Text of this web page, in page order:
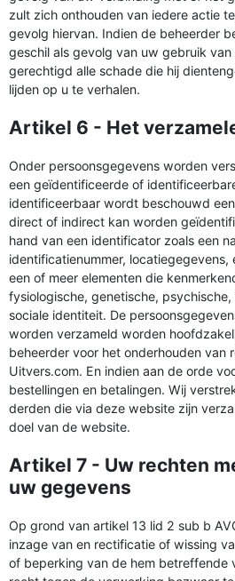
zult zich onthouden van iedere actie
gevolg hiervan. Indien de beheerder
geschil als gevolg van uw gebruik
gerechtigd alle schade die hij
lijden op u te verhalen.
Artikel 6 - Het
Onder persoonsgegevens worden
een geïdentificeerde of
identificeerbaar wordt beschouwd
direct of indirect kan worden
hand van een identificator zoals een
identificatienummer,
een of meer elementen die
fysiologische, genetische,
sociale identiteit. De
worden verzameld worden
beheerder voor het onderhouden van
Uitvers.com. En indien aan de orde
bestellingen en betalingen. Wij
derden die via deze website zijn
doel van de website.
Artikel 7 - Uw rechten
uw gegevens
Op grond van artikel 13 lid 2 sub b
inzage van en rectificatie of wissing
of beperking van de hem betreffende